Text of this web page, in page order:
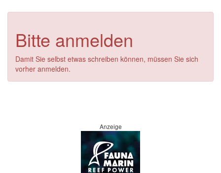
Bitte anmelden
Damit Sie selbst etwas schreiben können, müssen Sie sich
vorher anmelden.
Anzeige